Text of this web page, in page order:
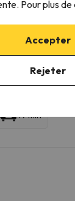
42 min
49 min
Pour plus
Accepter
Rejeter